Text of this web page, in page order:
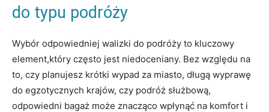
do‍ typu podróży
Wybór odpowiedniej ​walizki do​ podróży to kluczowy
‌element,który często ⁢jest ​niedoceniany. ⁢Bez względu na
to,⁣ czy planujesz ⁢krótki wypad ‍za miasto,​ długą wyprawę
⁢do egzotycznych krajów, czy podróż służbową, ​
odpowiedni​ bagaż​ może znacząco‍ wpłynąć na komfort i